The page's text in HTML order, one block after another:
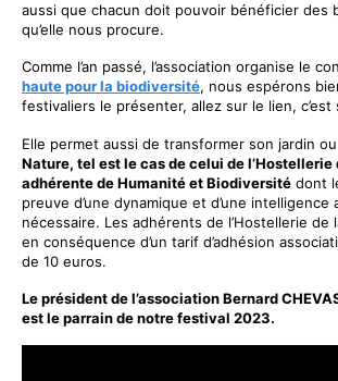
aussi que chacun doit pouvoir bénéficier des
qu’elle nous procure.
Comme l’an passé, l’association organise le
haute pour la biodiversité, nous espérons
festivaliers le présenter, allez sur le lien, c’est
Elle permet aussi de transformer son jardin
Nature, tel est le cas de celui de l’Hostellerie
adhérente de Humanité et Biodiversité dont
preuve d’une dynamique et d’une intelligence
nécessaire. Les adhérents de l’Hostellerie de
en conséquence d’un tarif d’adhésion
de 10 euros.
Le président de l’association Bernard
est le parrain de notre festival 2023.